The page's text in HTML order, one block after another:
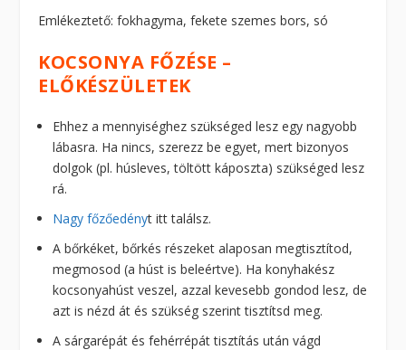
Emlékeztető: fokhagyma, fekete szemes bors, só
KOCSONYA FŐZÉSE –
ELŐKÉSZÜLETEK
Ehhez a mennyiséghez szükséged lesz egy nagyobb
lábasra. Ha nincs, szerezz be egyet, mert bizonyos
dolgok (pl. húsleves, töltött káposzta) szükséged lesz
rá.
Nagy főzőedényt itt találsz.
A bőrkéket, bőrkés részeket alaposan megtisztítod,
megmosod (a húst is beleértve). Ha konyhakész
kocsonyahúst veszel, azzal kevesebb gondod lesz, de
azt is nézd át és szükség szerint tisztítsd meg.
A sárgarépát és fehérrépát tisztítás után vágd